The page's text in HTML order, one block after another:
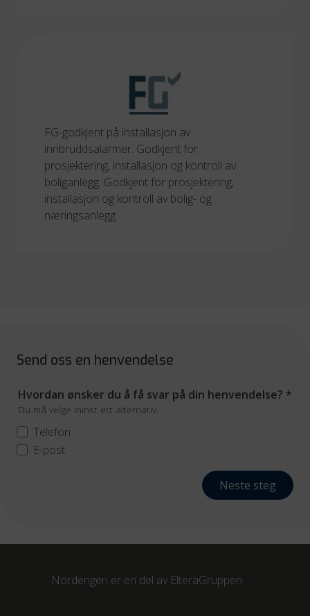
FG-godkjent på installasjon av
innbruddsalarmer. Godkjent for
prosjektering, installasjon og kontroll av
boliganlegg. Godkjent for prosjektering,
installasjon og kontroll av bolig- og
næringsanlegg
Send oss en henvendelse
Hvordan ønsker du å få svar på din henvendelse? *
Du må velge minst ett alternativ.
Telefon
E-post
Neste steg
Nordengen er en del av ElteraGruppen